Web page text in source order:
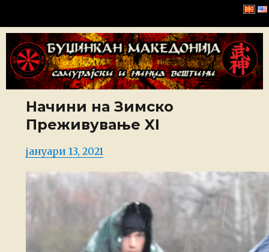
Буџинкан Македонија
Начини на Зимско
Преживување XI
Posted
јануари 13, 2021